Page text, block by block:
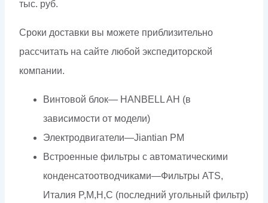
тыс. руб.
Сроки доставки вы можете приблизительно
рассчитать на сайте любой экспедиторской
компании.
Винтовой блок— HANBELL AH (в
зависимости от модели)
Электродвигатели—Jiantian PM
Встроенные фильтры с автоматическими
конденсатоотводчиками—Фильтры ATS,
Италия P,M,H,C (последний угольный фильтр)